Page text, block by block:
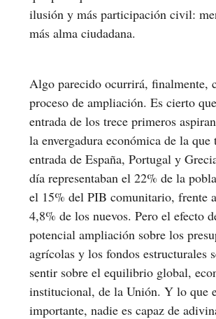
ilusión y más participación civil:
más alma ciudadana.
Algo parecido ocurrirá, finalmente,
proceso de ampliación. Es cierto
entrada de los trece primeros
la envergadura económica de la que
entrada de España, Portugal y
día representaban el 22% de la
el 15% del PIB comunitario, frente
4,8% de los nuevos. Pero el efecto
potencial ampliación sobre los
agrícolas y los fondos estructurales
sentir sobre el equilibrio global,
institucional, de la Unión. Y lo que
importante, nadie es capaz de